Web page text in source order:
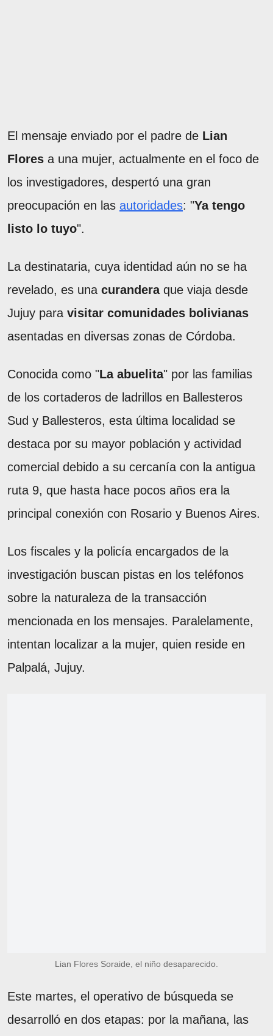
El mensaje enviado por el padre de Lian
Flores a una mujer, actualmente en el foco de
los investigadores, despertó una gran
preocupación en las autoridades: "Ya tengo
listo lo tuyo".
La destinataria, cuya identidad aún no se ha
revelado, es una curanderaque viaja desde
Jujuy para visitar comunidades bolivianas
asentadas en diversas zonas de Córdoba.
Conocida como "La abuelita" por las familias
de los cortaderos de ladrillos en Ballesteros
Sud y Ballesteros, esta última localidad se
destaca por su mayor población y actividad
comercial debido a su cercanía con la antigua
ruta 9, que hasta hace pocos años era la
principal conexión con Rosario y Buenos Aires.
Los fiscales y la policía encargados de la
investigación buscan pistas en los teléfonos
sobre la naturaleza de la transacción
mencionada en los mensajes. Paralelamente,
intentan localizar a la mujer, quien reside en
Palpalá, Jujuy.
Lian Flores Soraide, el niño desaparecido.
Este martes, el operativo de búsqueda se
desarrolló en dos etapas: por la mañana, las